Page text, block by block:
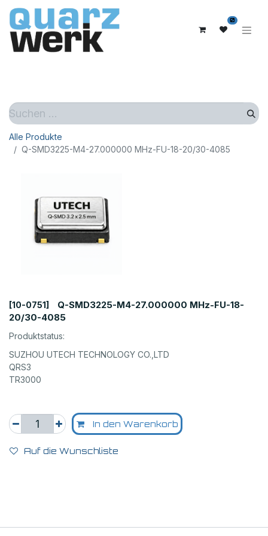
0
Alle Produkte
Q-SMD3225-M4-27.000000 MHz-FU-18-20/30-4085
[10-0751]
Q-SMD3225-M4-27.000000 MHz-FU-18-
20/30-4085
Produktstatus:
SUZHOU UTECH TECHNOLOGY CO.,LTD
QRS3
TR3000
In den Warenkorb
Auf die Wunschliste